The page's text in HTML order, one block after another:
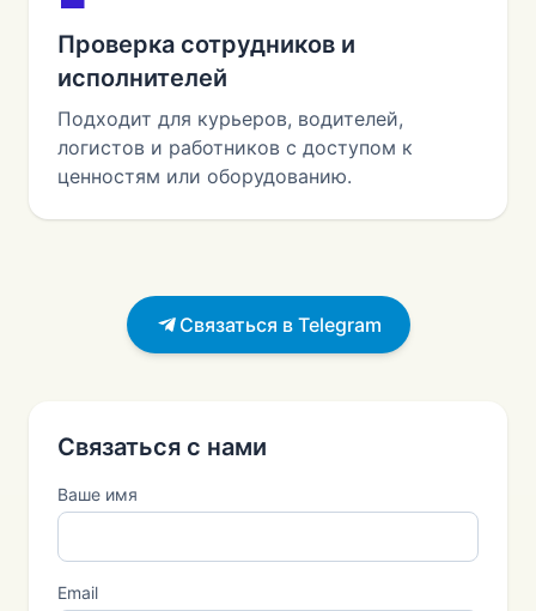
Проверка сотрудников и
исполнителей
Подходит для курьеров, водителей,
логистов и работников с доступом к
ценностям или оборудованию.
Связаться в Telegram
Связаться с нами
Ваше имя
Email